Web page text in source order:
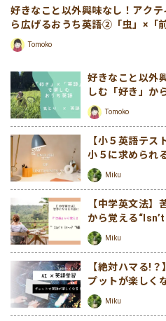
好きなこと以外興味なし！アク
ら広げるおうち英語②「虫」×「前
Tomoko
好きなこと以外
しむ「好き」か
り」×「英語」
Tomoko
【小５英語テ
小５に求められ
Miku
【中学英文法】
から覚える
Miku
【絶対ハマる!
プットが楽しく
Miku